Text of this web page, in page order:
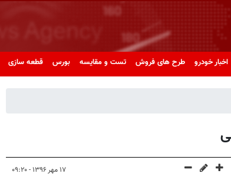
اخبار خودرو طرح های فروش تست و مقایسه بورس قطعه سازی
۱۷ مهر ۱۳۹۶ - ۰۹:۲۰